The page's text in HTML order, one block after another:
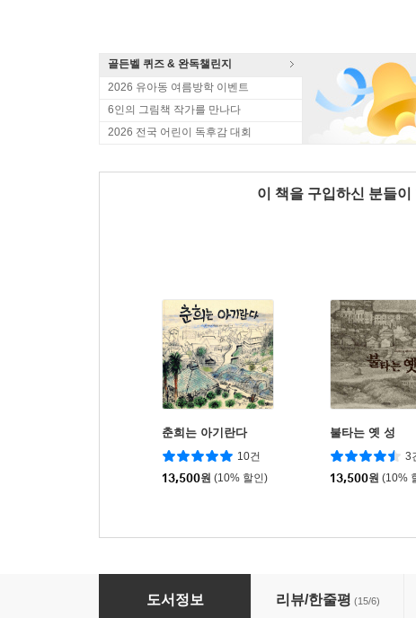
골든벨 퀴즈 & 완독챌린지
2026 유아동 여름방학 이벤트
6인의 그림책 작가를 만나다
2026 전국 어린이 독후감 대회
이 책을 구입하신 분들이
춘희는 아기란다
10건
13,500원 (10% 할인)
불타는 옛 성
3
13,500원 (10%
꽃 할머니
도서정보 리뷰/한줄평 (15/6)